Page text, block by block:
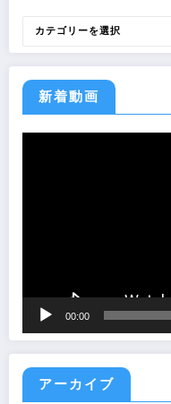
ゴ
ー
新着動画
00:00
アーカイブ